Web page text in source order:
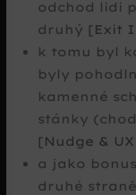
odchod lidi
druhý [Exit
k tomu byl
byly
kamenné
stánky
[Nudge &
a jako
druhé